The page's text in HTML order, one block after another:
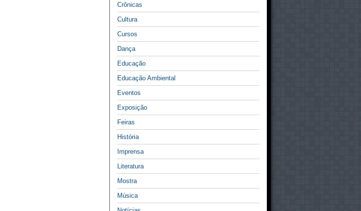
Crônicas
Cultura
Cursos
Dança
Educação
Educação Ambiental
Eventos
Exposição
Feiras
História
Imprensa
Literatura
Mostra
Música